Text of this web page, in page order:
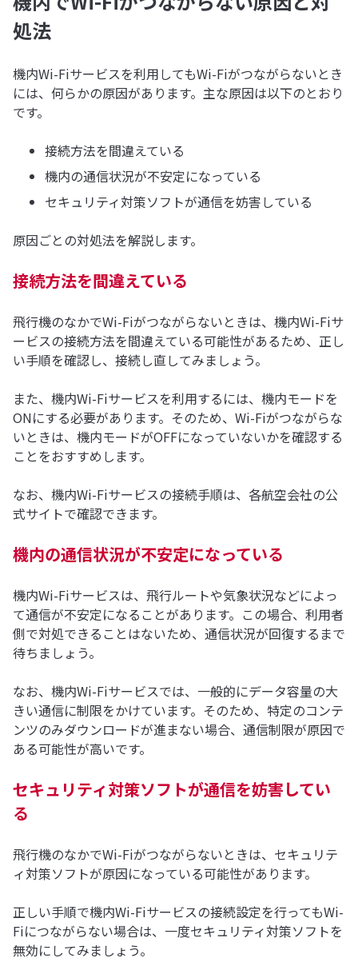
処法
機内Wi-Fiサービスを利用してもWi-Fiがつながらないとき
には、何らかの原因があります。主な原因は以下のとおり
です。
接続方法を間違えている
機内の通信状況が不安定になっている
セキュリティ対策ソフトが通信を妨害している
原因ごとの対処法を解説します。
接続方法を間違えている
飛行機のなかでWi-Fiがつながらないときは、機内Wi-Fiサ
ービスの接続方法を間違えている可能性があるため、正し
い手順を確認し、接続し直してみましょう。
また、機内Wi-Fiサービスを利用するには、機内モードを
ONにする必要があります。そのため、Wi-Fiがつながらな
いときは、機内モードがOFFになっていないかを確認する
ことをおすすめします。
なお、機内Wi-Fiサービスの接続手順は、各航空会社の公
式サイトで確認できます。
機内の通信状況が不安定になっている
機内Wi-Fiサービスは、飛行ルートや気象状況などによっ
て通信が不安定になることがあります。この場合、利用者
側で対処できることはないため、通信状況が回復するまで
待ちましょう。
なお、機内Wi-Fiサービスでは、一般的にデータ容量の大
きい通信に制限をかけています。そのため、特定のコンテ
ンツのみダウンロードが進まない場合、通信制限が原因で
ある可能性が高いです。
セキュリティ対策ソフトが通信を妨害してい
る
飛行機のなかでWi-Fiがつながらないときは、セキュリテ
ィ対策ソフトが原因になっている可能性があります。
正しい手順で機内Wi-Fiサービスの接続設定を行ってもWi-
Fiにつながらない場合は、一度セキュリティ対策ソフトを
無効にしてみましょう。